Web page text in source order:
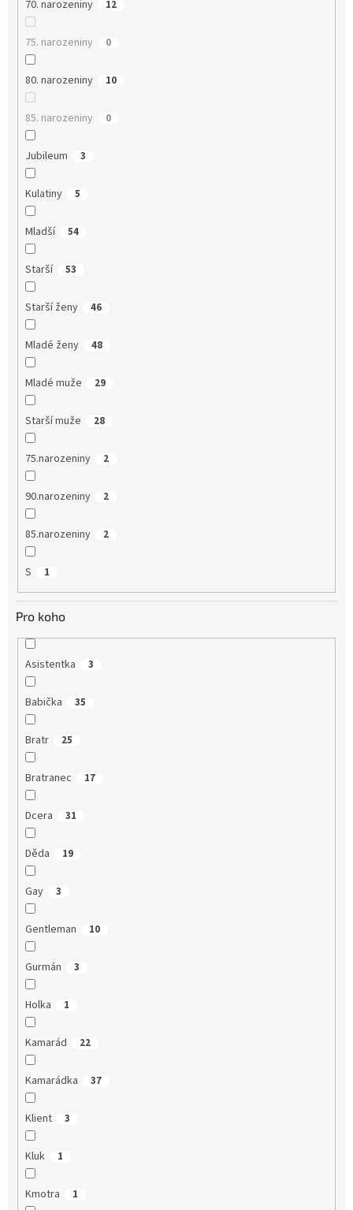
70. narozeniny 12
75. narozeniny 0
80. narozeniny 10
85. narozeniny 0
Jubileum 3
Kulatiny 5
Mladší 54
Starší 53
Starší ženy 46
Mladé ženy 48
Mladé muže 29
Starší muže 28
75.narozeniny 2
90.narozeniny 2
85.narozeniny 2
S 1
Pro koho
Asistentka 3
Babička 35
Bratr 25
Bratranec 17
Dcera 31
Děda 19
Gay 3
Gentleman 10
Gurmán 3
Holka 1
Kamarád 22
Kamarádka 37
Klient 3
Kluk 1
Kmotra 1